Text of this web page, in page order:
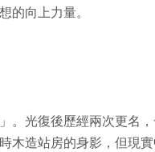
的向上力量。
。光復後歷經兩次更名
木造站房的身影，但現